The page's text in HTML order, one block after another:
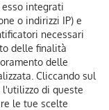
Manuel (5)
Autoradio,
antibrouillard, Anti-
assistée, Miroir côté
integrati
o indirizzi IP) e
necessari
delle finalità
delle
Cliccando sul
di queste
le tue scelte